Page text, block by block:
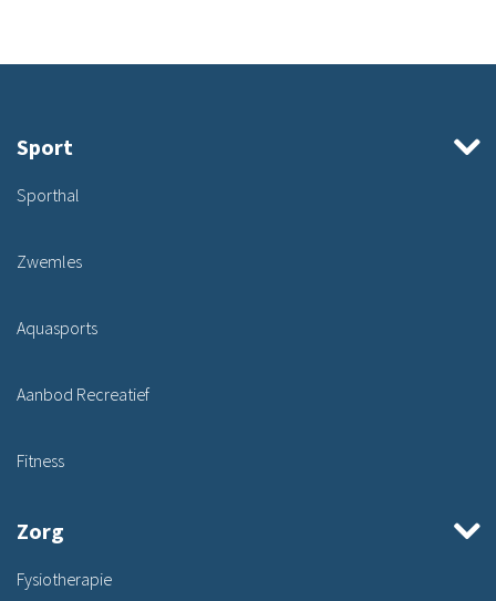
Sport
Sporthal
Zwemles
Aquasports
Aanbod Recreatief
Fitness
Zorg
Fysiotherapie